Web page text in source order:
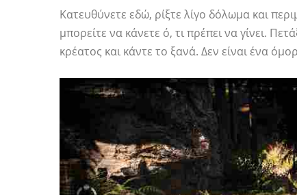
Κατευθύνετε εδώ, ρίξτε λίγο δόλωμα και
μπορείτε να κάνετε ό, τι πρέπει να γίνει.
κρέατος και κάντε το ξανά. Δεν είναι ένα